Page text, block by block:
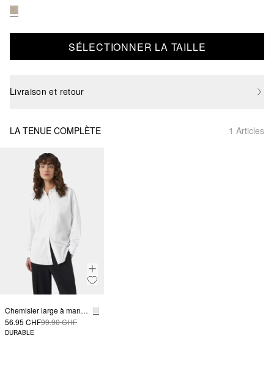
SÉLECTIONNER LA TAILLE
Livraison et retour
LA TENUE COMPLÈTE 1 Articles
Chemisier large à manches chauve-souris
56.95 CHF99.90 CHF
DURABLE